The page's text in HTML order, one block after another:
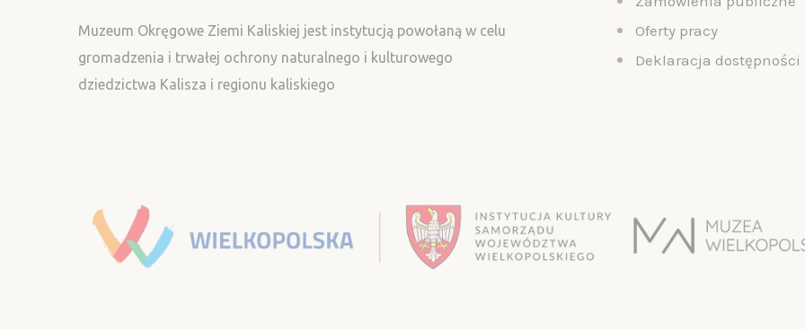
Muzeum Okręgowe Ziemi Kaliskiej jest instytucją powołaną w celu
gromadzenia i trwałej ochrony naturalnego i kulturowego
dziedzictwa Kalisza i regionu kaliskiego
Oferty pracy
Deklaracja dostępności